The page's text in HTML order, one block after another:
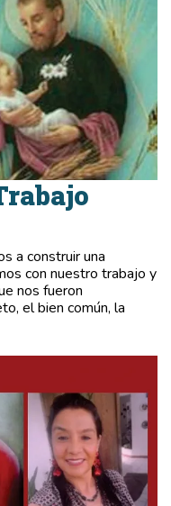
a construir una
con nuestro trabajo y
nos fueron
el bien común, la